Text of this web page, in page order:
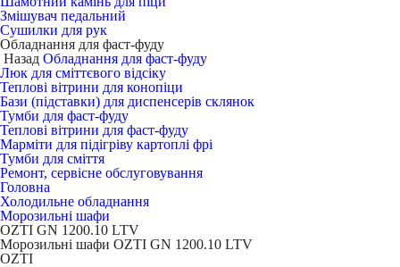
Змішувач педальний
Сушилки для рук
Обладнання для фаст-фуду
Назад Обладнання для фаст-фуду
Люк для сміттєвого відсіку
Теплові вітрини для конопіци
Бази (підставки) для диспенсерів склянок
Тумби для фаст-фуду
Теплові вітрини для фаст-фуду
Марміти для підігріву картоплі фрі
Тумби для сміття
Ремонт, сервісне обслуговування
Головна
Холодильне обладнання
Морозильні шафи
OZTI GN 1200.10 LTV
Морозильні шафи OZTI GN 1200.10 LTV
OZTI